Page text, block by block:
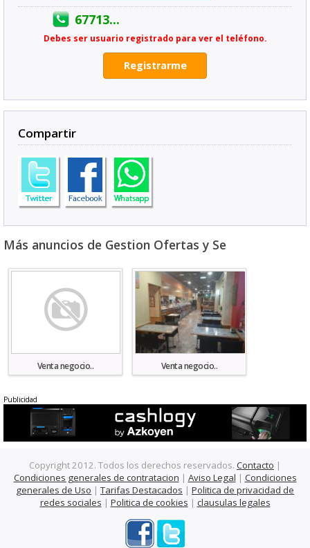
67713...
Debes ser usuario registrado para ver el teléfono.
Registrarme
Compartir
Más anuncios de Gestion Ofertas y Se
Venta negocio.. Venta negocio..
Publicidad
Copyright 2012. Todos los derechos reservados. Contacto |
Condiciones generales de contratacion | Aviso Legal | Condiciones
generales de Uso | Tarifas Destacados | Politica de privacidad de
redes sociales | Politica de cookies | clausulas legales